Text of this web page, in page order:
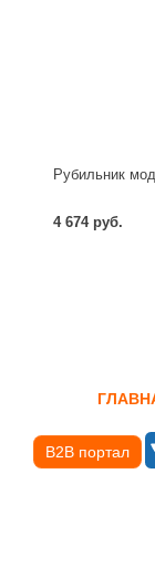
Рубильник
4 674 руб.
B2B портал